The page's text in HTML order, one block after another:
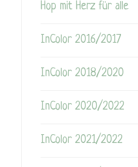
Hop mit Herz für alle
InColor 2016/2017
InColor 2018/2020
InColor 2020/2022
InColor 2021/2022